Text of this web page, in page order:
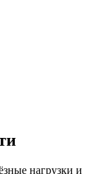
нагрузки и